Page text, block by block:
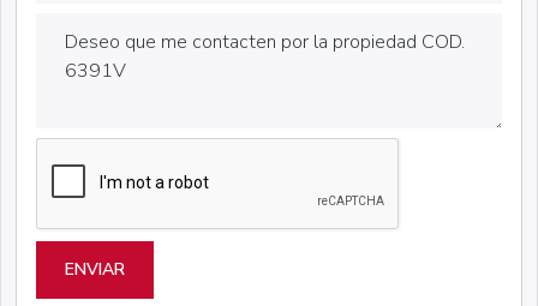
ENVIAR